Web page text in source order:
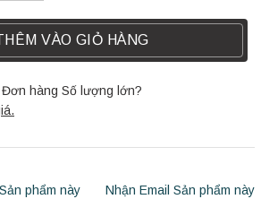
VÀO GIỎ HÀNG
hàng Số lượng lớn?
phẩm này Nhận Email Sản phẩm này